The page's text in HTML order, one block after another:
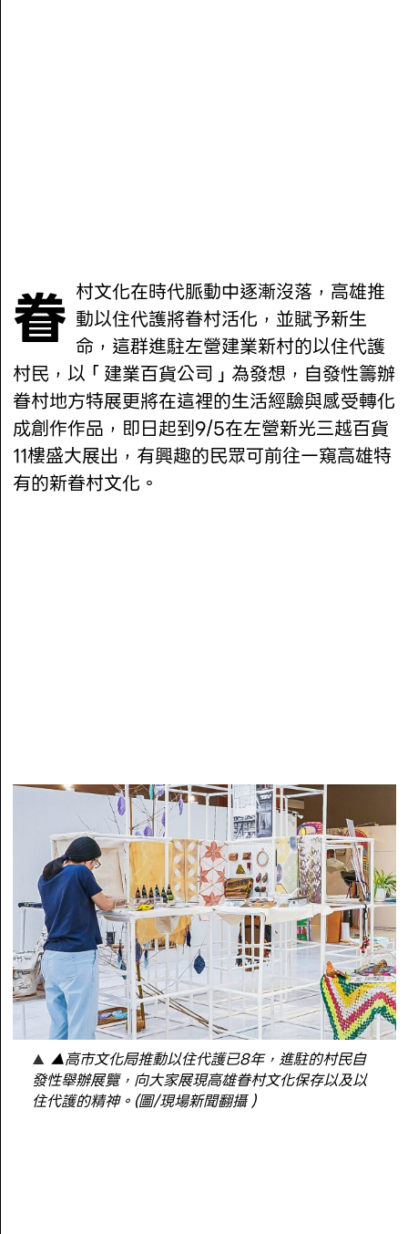
眷村文化在時代脈動中逐漸沒落，高雄推 動以住代護將眷村活化，並賦予新生
命，這群進駐左營建業新村的以住代護
村民，以「建業百貨公司」為發想，自發性籌辦
眷村地方特展更將在這裡的生活經驗與感受轉化
成創作作品，即日起到9/5在左營新光三越百貨
11樓盛大展出，有興趣的民眾可前往一窺高雄特
有的新眷村文化。
▲高市文化局推動以住代護已8年，進駐的村民自
發性舉辦展覽，向大家展現高雄眷村文化保存以及以
住代護的精神。(圖/現場新聞翻攝）